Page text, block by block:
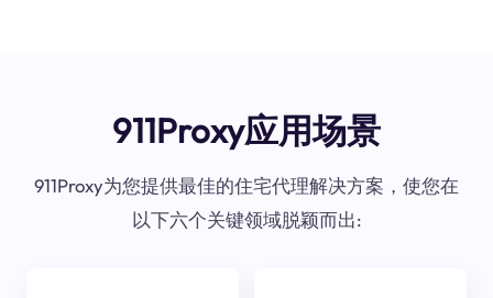
911Proxy应用场景
911Proxy为您提供最佳的住宅代理解决方案，使您在
以下六个关键领域脱颖而出: